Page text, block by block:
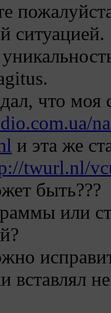
ситуацией.
что моя
и эта же
twurl.nl/
быть???
или
вставлял